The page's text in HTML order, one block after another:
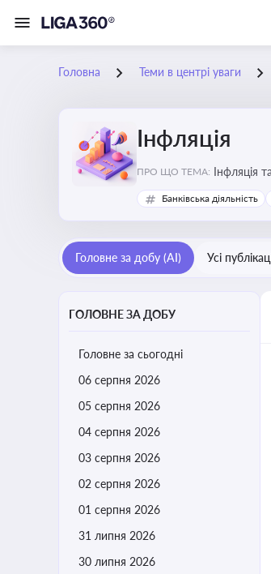
Головна Теми в центрі уваги
Інфляція
ПРО ЩО ТЕМА: Інфляція
Банківська діяльність
Головне за добу (AI) Усі
ГОЛОВНЕ ЗА ДОБУ
Головне за сьогодні
06 серпня 2026
05 серпня 2026
04 серпня 2026
03 серпня 2026
02 серпня 2026
01 серпня 2026
31 липня 2026
30 липня 2026